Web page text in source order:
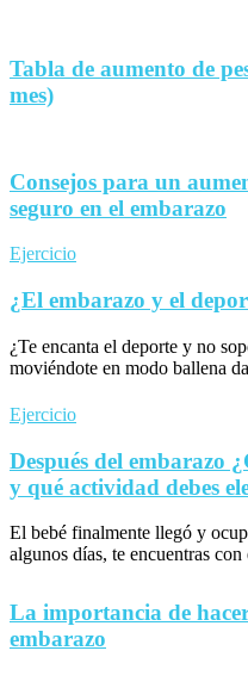
Tabla de aumento de
mes)
Consejos para un
seguro en el embarazo
Ejercicio
¿El embarazo y el
¿Te encanta el deporte y no
moviéndote en modo ballena
Ejercicio
Después del embarazo
y qué actividad debes
El bebé finalmente llegó y
algunos días, te encuentras
La importancia de
embarazo